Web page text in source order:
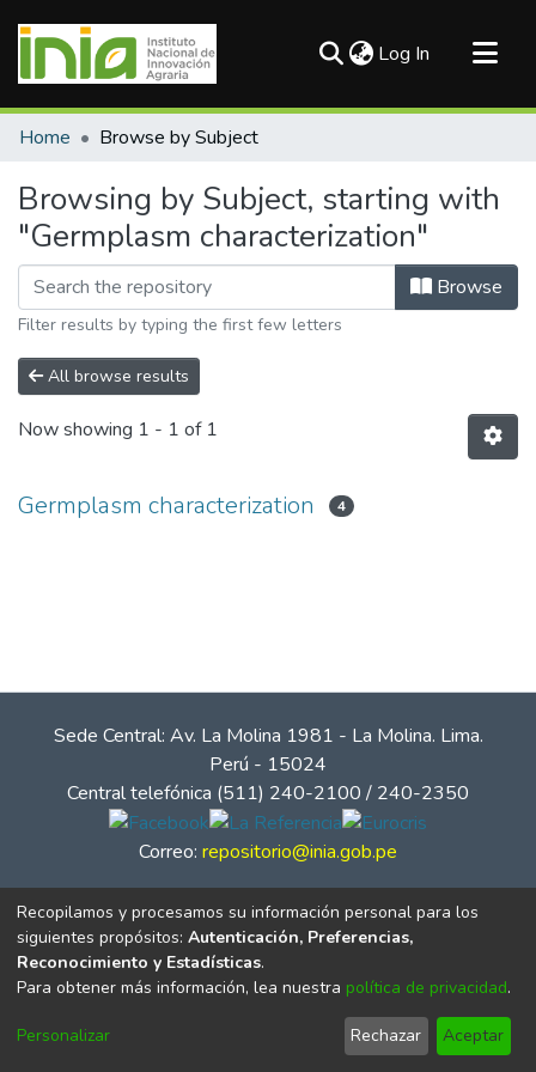
Log In (current)
Communities & Collections
Home Browse by Subject
Browsing by Subject, starting with
"Germplasm characterization"
Browse
Filter results by typing the first few letters
All browse results
Now showing 1 - 1 of 1
Germplasm characterization 4
Sede Central: Av. La Molina 1981 - La Molina. Lima.
Perú - 15024
Central telefónica (511) 240-2100 / 240-2350
Correo: repositorio@inia.gob.pe
© Instituto Nacional de Innovación Agraria - INIA
Recopilamos y procesamos su información personal para los
siguientes propósitos: Autenticación, Preferencias,
Reconocimiento y Estadísticas.
Para obtener más información, lea nuestra política de privacidad.
Personalizar Rechazar Aceptar